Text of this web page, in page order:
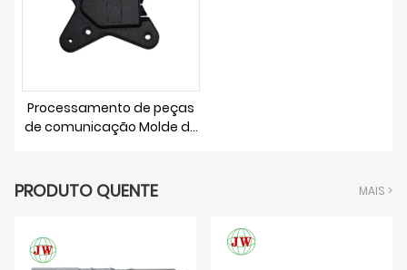
Processamento de peças
de comunicação Molde de
PRODUTO QUENTE MAIS >